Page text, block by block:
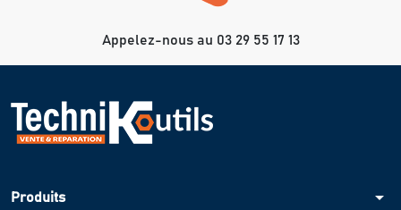
Appelez-nous au 03 29 55 17 13
Produits arrow_drop_down